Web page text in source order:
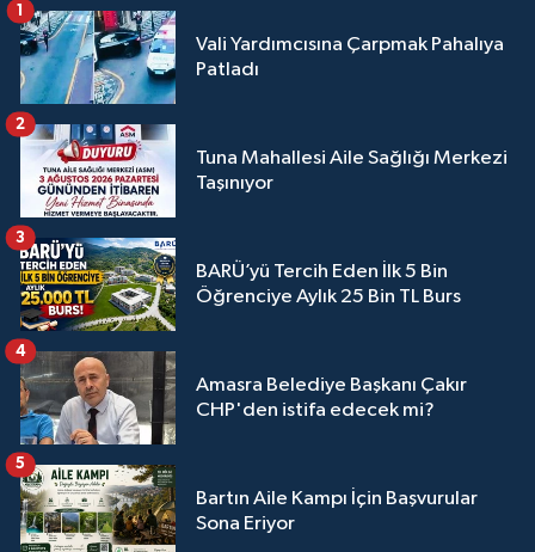
Vali Yardımcısına Çarpmak Pahalıya
Patladı
1
Tuna Mahallesi Aile Sağlığı Merkezi
Taşınıyor
2
BARÜ’yü Tercih Eden İlk 5 Bin
Öğrenciye Aylık 25 Bin TL Burs
3
Amasra Belediye Başkanı Çakır
CHP'den istifa edecek mi?
4
Bartın Aile Kampı İçin Başvurular
Sona Eriyor
5